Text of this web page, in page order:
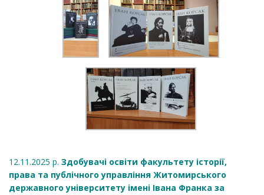
12.11.2025 р. Здобувачі освіти факультету історії,
права та публічного управління Житомирського
державного університету імені Івана Франка за